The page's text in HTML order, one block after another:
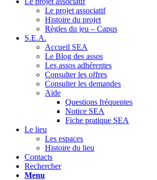
Le projet associatif
Histoire du projet
Règles du jeu – Capus
S.E.A.
Accueil SEA
Le Blog des assos
Les assos adhérentes
Consulter les offres
Consulter les demandes
Aide
Questions fréquentes
Notice SEA
Fiche pratique SEA
Le lieu
Les espaces
Histoire du lieu
Contacts
Rechercher
Menu